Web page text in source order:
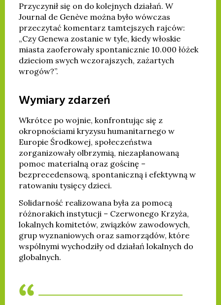
Przyczynił się on do kolejnych działań. W
Journal de Genève można było wówczas
przeczytać komentarz tamtejszych rajców:
„Czy Genewa zostanie w tyle, kiedy włoskie
miasta zaoferowały spontanicznie 10.000 łóżek
dzieciom swych wczorajszych, zażartych
wrogów?”.
Wymiary zdarzeń
Wkrótce po wojnie, konfrontując się z
okropnościami kryzysu humanitarnego w
Europie Środkowej, społeczeństwa
zorganizowały olbrzymią, niezaplanowaną
pomoc materialną oraz gościnę –
bezprecedensową, spontaniczną i efektywną w
ratowaniu tysięcy dzieci.
Solidarność realizowana była za pomocą
różnorakich instytucji – Czerwonego Krzyża,
lokalnych komitetów, związków zawodowych,
grup wyznaniowych oraz samorządów, które
wspólnymi wychodziły od działań lokalnych do
globalnych.